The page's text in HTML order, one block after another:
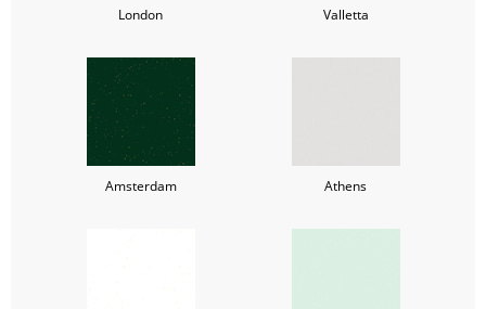
London Valletta
Amsterdam Athens